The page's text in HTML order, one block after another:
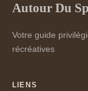
Autour Du
Votre guide
récréatives
LIENS